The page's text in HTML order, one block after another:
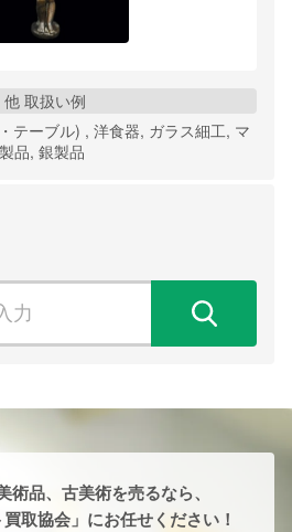
他 取扱い例
テーブル) , 洋食器, ガラス細工, マ
品, 銀製品
術品、古美術を売るなら、
取協会」にお任せください！